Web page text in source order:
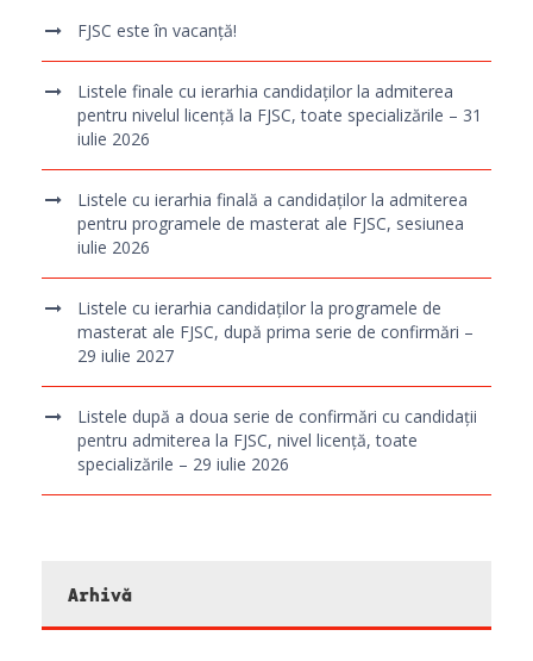
FJSC este în vacanță!
Listele finale cu ierarhia candidaților la admiterea
pentru nivelul licență la FJSC, toate specializările – 31
iulie 2026
Listele cu ierarhia finală a candidaților la admiterea
pentru programele de masterat ale FJSC, sesiunea
iulie 2026
Listele cu ierarhia candidaților la programele de
masterat ale FJSC, după prima serie de confirmări –
29 iulie 2027
Listele după a doua serie de confirmări cu candidații
pentru admiterea la FJSC, nivel licență, toate
specializările – 29 iulie 2026
Arhivă